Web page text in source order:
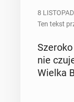
8
Ten tekst
nie
Wielka